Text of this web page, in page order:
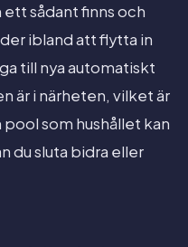
sådant finns och
ibland att flytta in
till nya automatiskt
är i närheten, vilket är
som hushållet kan
du sluta bidra eller